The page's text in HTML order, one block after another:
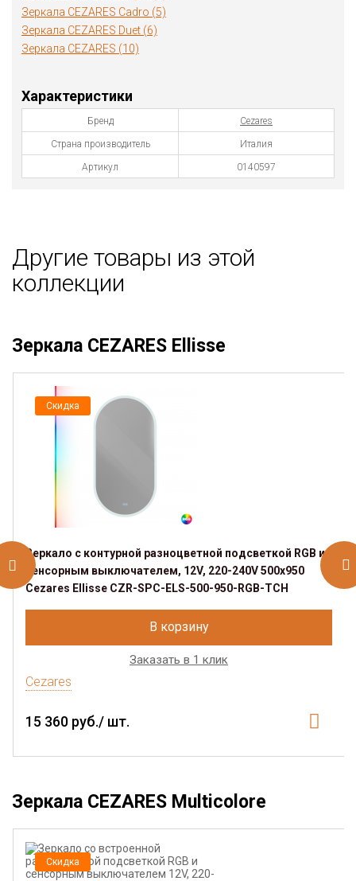
Зеркала CEZARES Cadro (5)
Зеркала CEZARES Duet (6)
Зеркала CEZARES (10)
Характеристики
Бренд Cezares
Страна производитель Италия
Артикул 0140597
Другие товары из этой
коллекции
Зеркала CEZARES Ellisse
Скидка
Зеркало с контурной разноцветной подсветкой RGB и
сенсорным выключателем, 12V, 220-240V 500x950
Cezares Ellisse CZR-SPC-ELS-500-950-RGB-TCH
В корзину
Заказать в 1 клик
Cezares
15 360 руб./ шт.
Зеркала CEZARES Multicolore
Скидка